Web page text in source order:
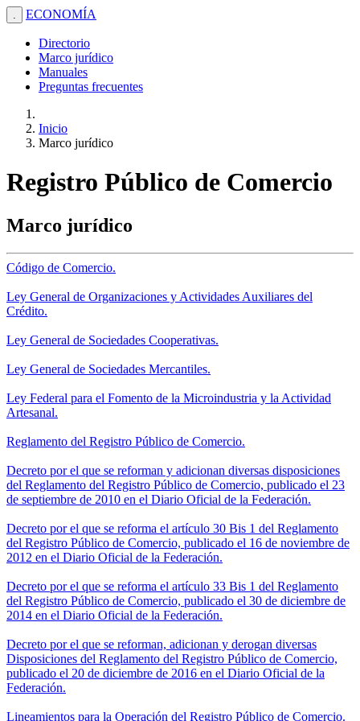
. ECONOMÍA
Directorio
Marco jurídico
Manuales
Preguntas frecuentes
Inicio
Marco jurídico
Registro Público de Comercio
Marco jurídico
Código de Comercio.
Ley General de Organizaciones y Actividades Auxiliares del
Crédito.
Ley General de Sociedades Cooperativas.
Ley General de Sociedades Mercantiles.
Ley Federal para el Fomento de la Microindustria y la Actividad
Artesanal.
Reglamento del Registro Público de Comercio.
Decreto por el que se reforman y adicionan diversas disposiciones
del Reglamento del Registro Público de Comercio, publicado el 23
de septiembre de 2010 en el Diario Oficial de la Federación.
Decreto por el que se reforma el artículo 30 Bis 1 del Reglamento
del Registro Público de Comercio, publicado el 16 de noviembre de
2012 en el Diario Oficial de la Federación.
Decreto por el que se reforma el artículo 33 Bis 1 del Reglamento
del Registro Público de Comercio, publicado el 30 de diciembre de
2014 en el Diario Oficial de la Federación.
Decreto por el que se reforman, adicionan y derogan diversas
Disposiciones del Reglamento del Registro Público de Comercio,
publicado el 20 de diciembre de 2016 en el Diario Oficial de la
Federación.
Lineamientos para la Operación del Registro Público de Comercio.